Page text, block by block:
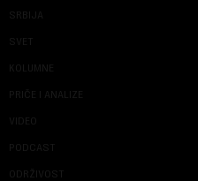
SRBIJA
SVET
KOLUMNE
PRIČE I ANALIZE
VIDEO
PODCAST
ODRŽIVOST